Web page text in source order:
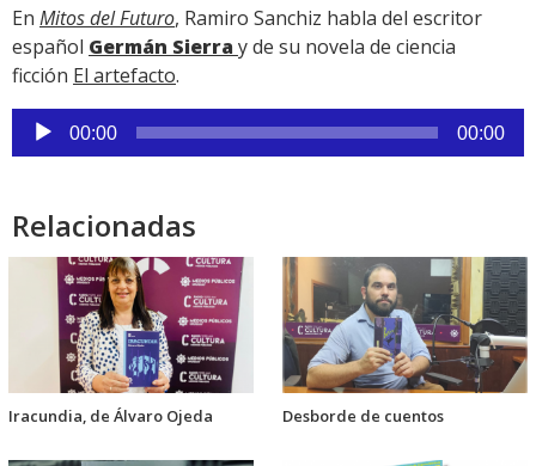
Link
En Mitos del Futuro, Ramiro Sanchiz habla del escritor
español Germán Sierra y de su novela de ciencia
ficción El artefacto.
Reproductor
de
00:00 00:00
Relacionadas
Iracundia, de Álvaro Ojeda Desborde de cuentos